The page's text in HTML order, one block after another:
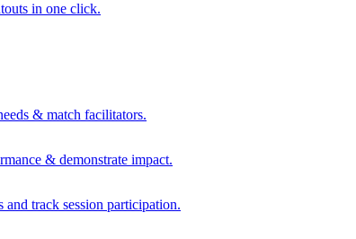
in one click.
& match facilitators.
& demonstrate impact.
and track session participation.